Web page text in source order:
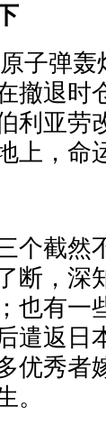
子弹
撤退时
利亚劳
上，命
个截然
断，深
也有一
遣返日
优秀者
。